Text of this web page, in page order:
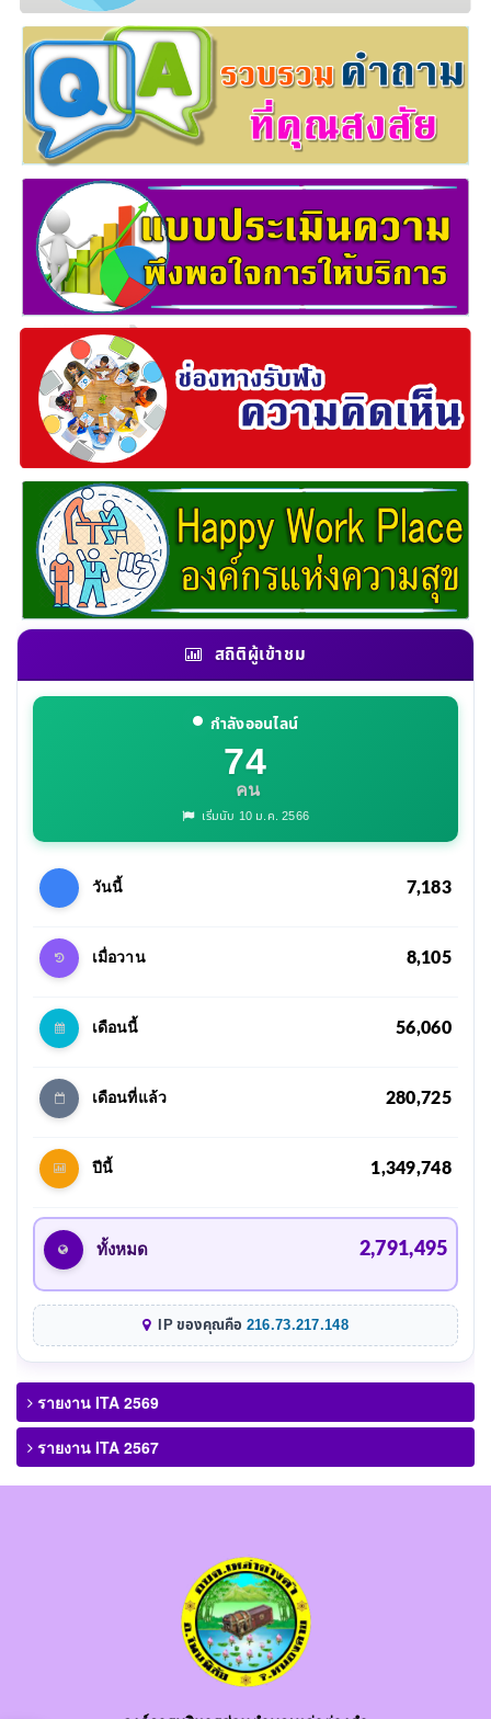
สถิติผู้เข้าชม
กำลังออนไลน์
74
คน
เริ่มนับ 10 ม.ค. 2566
วันนี้ 7,183
เมื่อวาน 8,105
เดือนนี้ 56,060
เดือนที่แล้ว 280,725
ปีนี้ 1,349,748
ทั้งหมด 2,791,495
IP ของคุณคือ 216.73.217.148
รายงาน ITA 2569
รายงาน ITA 2567